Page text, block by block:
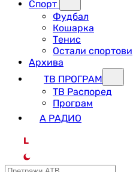
Спорт
Фудбал
Кошарка
Тенис
Остали спортови
Архива
ТВ ПРОГРАМ
ТВ Распоред
Програм
А РАДИО
L